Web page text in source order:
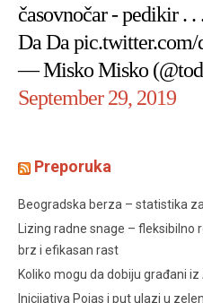
časovnočar - pedikir . .
Da Da
— Misko Misko
September 29, 2019
Preporuka
Beogradska berza – statistika
Lizing radne snage – fleksibilno
brz i efikasan rast
Koliko mogu da dobiju građani
Inicijativa Pojas i put ulazi u